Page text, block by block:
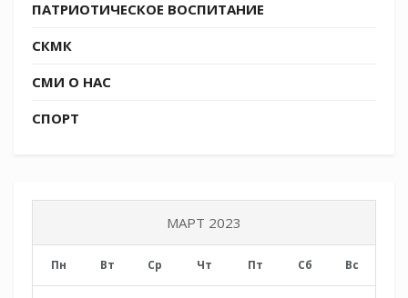
порций макаронов по-флотски, пирожки
джемом, чай, кофе, какао.
Все желающие получили средства личной
и вещи по сезону.
ПАТРИОТИЧЕСКОЕ ВОСПИТАНИЕ
СКМК
СМИ О НАС
СПОРТ
МАРТ 2023
Пн Вт Ср Чт Пт Сб Вс